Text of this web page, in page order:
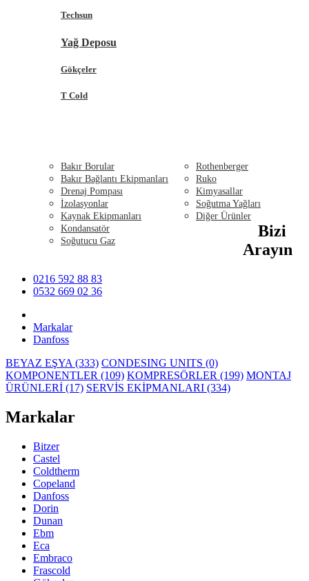
Techsun
Yağ Deposu
Gökçeler
T Cold
Bakır Borular
Bakır Bağlantı Ekipmanları
Drenaj Pompası
İzolasyonlar
Kaynak Ekipmanları
Kondansatör
Soğutucu Gaz
Rothenberger
Ruko
Kimyasallar
Soğutma Yağları
Diğer Ürünler
Bizi
Arayın
0216 592 88 83
0532 669 02 36
Markalar
Danfoss
BEYAZ EŞYA (333) CONDESING UNITS (0)
KOMPONENTLER (109) KOMPRESÖRLER (199) MONTAJ
ÜRÜNLERİ (17) SERVİS EKİPMANLARI (334)
Markalar
Bitzer
Castel
Coldtherm
Copeland
Danfoss
Dorin
Dunan
Ebm
Eca
Embraco
Frascold